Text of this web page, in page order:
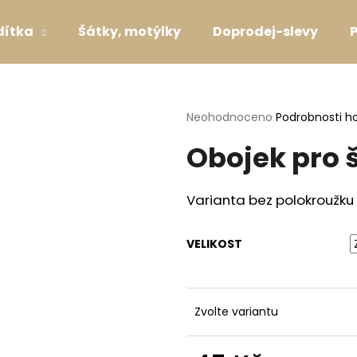
Šátky, motýlky Doprodej-slevy
Průměrné
produktu
je
z
5
Neohodnoceno Podrobnosti
Obojek pro
Varianta bez polokroužku
VELIKOST
Zvolte variantu
HLEDAT